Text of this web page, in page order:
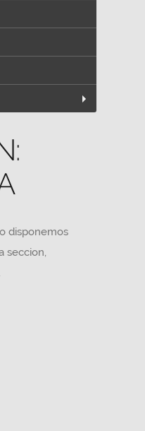
disponemos
seccion,